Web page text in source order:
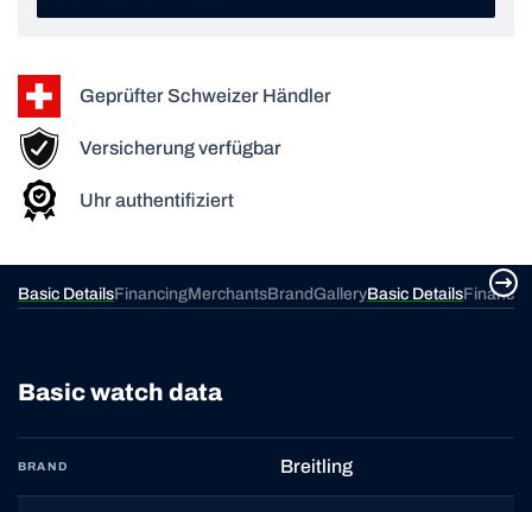
Geprüfter Schweizer Händler
Versicherung verfügbar
Uhr authentifiziert
Basic DetailsFinancingMerchantsBrandGalleryBasic Details
Basic watch data
BRAND Breitling